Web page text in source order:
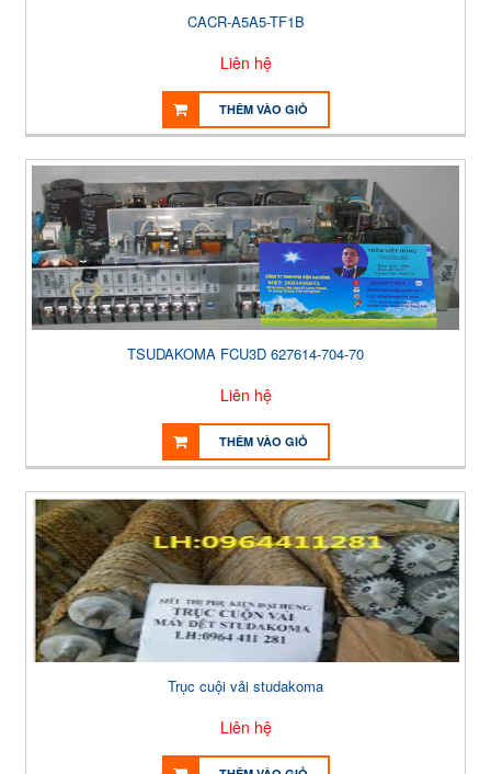
CACR-A5A5-TF1B
Liên hệ
THÊM VÀO GIỎ
TSUDAKOMA FCU3D 627614-704-70
Liên hệ
THÊM VÀO GIỎ
Trục cuội vải studakoma
Liên hệ